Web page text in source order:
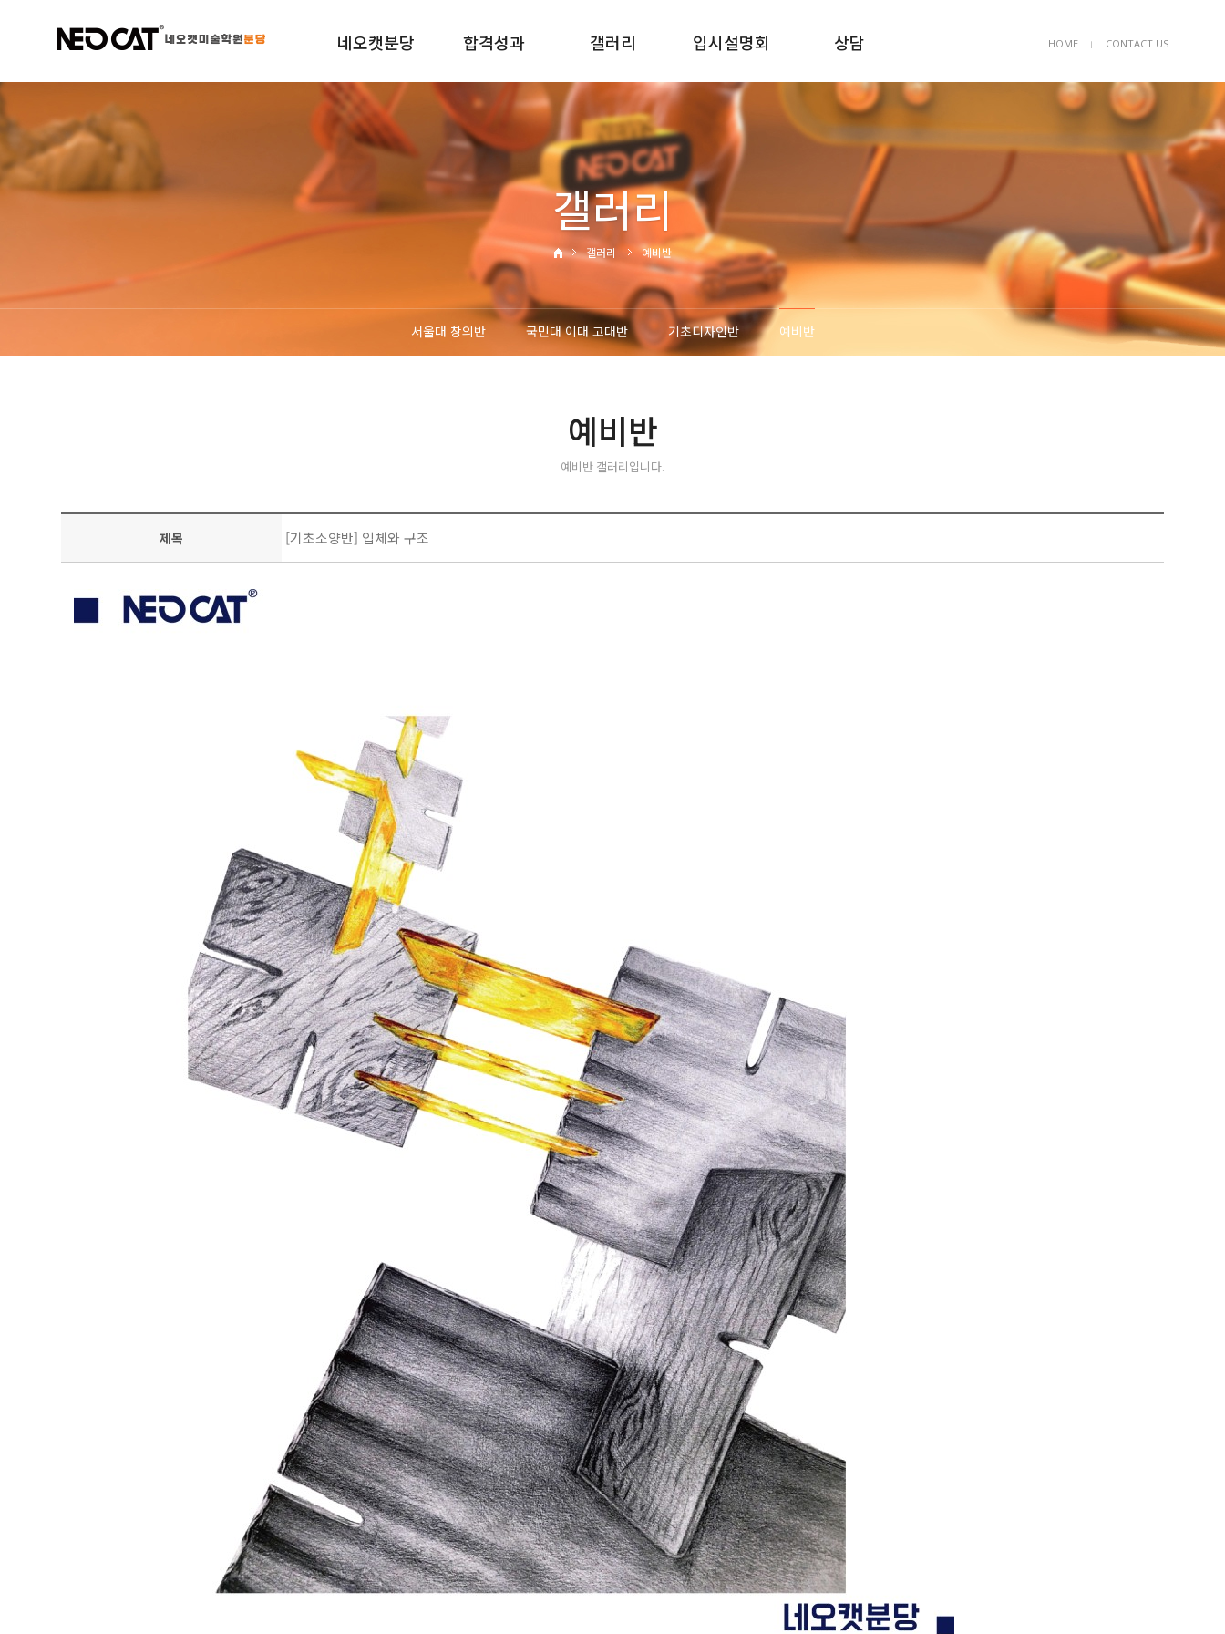
HOME ㅣ CONTACT US
네오캣분당
학원소개
규정안내
합격성과
2025합격성과
2024합격성과
2022합격성과
갤러리
서울대반
국민대 이대 고대반
기초디자인반
예비반
입시설명회
신입학입시설명회
재원생입시설명회
재원생진학설명회
상담
상담예약
묻고답하기
갤러리
갤러리 예비반
서울대 창의반 국민대 이대 고대반 기초디자인반 예비반
예비반
예비반 갤러리입니다.
제목 [기초소양반] 입체와 구조